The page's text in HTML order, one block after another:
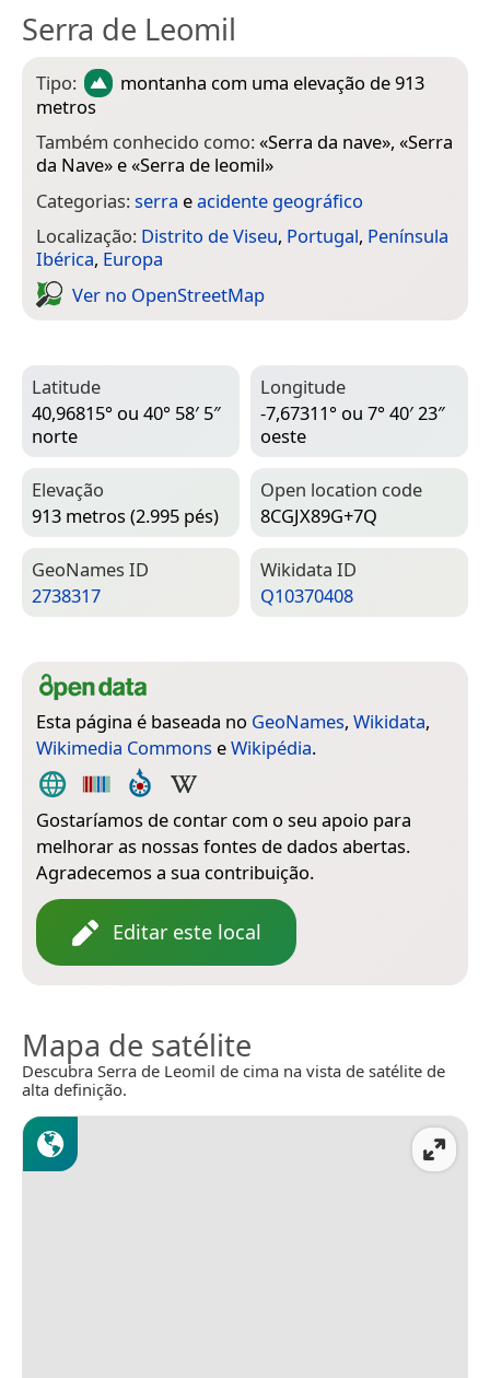
Serra de Leomil
Tipo: montanha com uma elevação de 913
metros
Também conhecido como:«Serra da nave», «Serra
da Nave» e «Serra de leomil»
Categorias:serra eacidente geográfico
Localização: Distrito de Viseu, Portugal, Península
Ibérica, Europa
Ver no Open­Street­Map
Latitude
40,96815° ou 40° 58′ 5″
norte
Longitude
-7,67311° ou 7° 40′ 23″
oeste
Elevação
913 metros (2.995 pés)
Open location code
8CGJX89G+7Q
Geo­Names ID
2738317
Wiki­data ID
Q10370408
Esta página é baseada no GeoNames, Wikidata,
Wikimedia Commons eWikipédia.
Gostaríamos de contar com o seu apoio para
melhorar as nossas fontes de dados abertas.
Agradecemos a sua contribuição.
Editar este local
Mapa de satélite
Descubra Serra de Leomil de cima na vista de satélite de
alta definição.